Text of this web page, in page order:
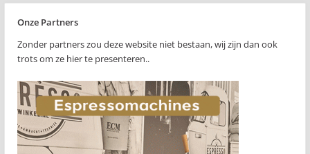
Onze Partners
Zonder partners zou deze website niet bestaan, wij zijn dan ook
trots om ze hier te presenteren..